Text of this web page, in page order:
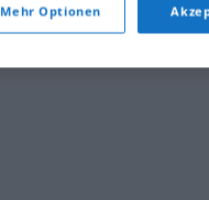
Mehr Optionen